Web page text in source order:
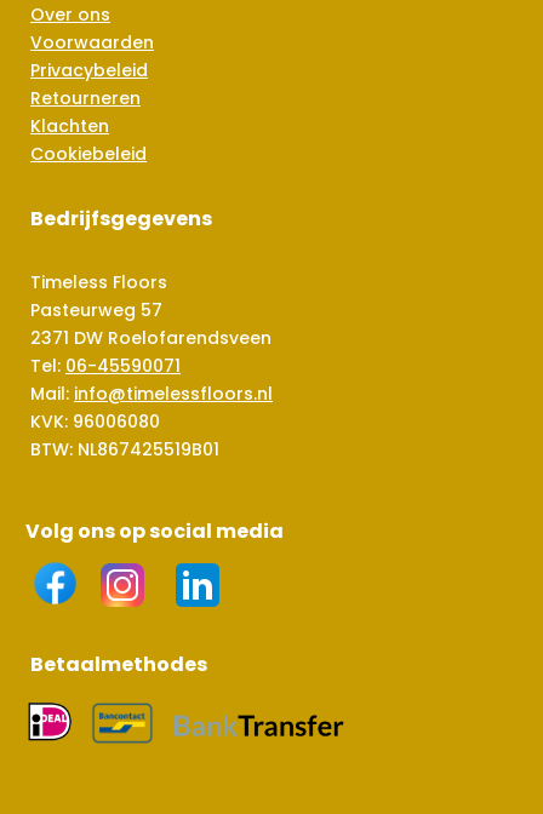
Over ons
Voorwaarden
Privacybeleid
Retourneren
Klachten
Cookiebeleid
Bedrijfsgegevens
Timeless Floors
Pasteurweg 57
2371 DW Roelofarendsveen
Tel: 06-45590071
Mail: info@timelessfloors.nl
KVK: 96006080
BTW: NL867425519B01
Volg ons op social media
Betaalmethodes